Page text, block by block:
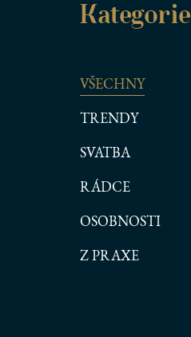
Kategorie
VŠECHNY
TRENDY
SVATBA
RÁDCE
OSOBNOSTI
Z PRAXE